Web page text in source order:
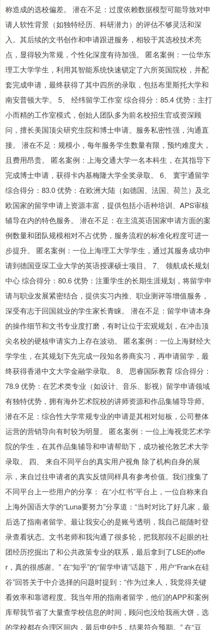
称造成的选校偏差。 潜在不足：过度依赖数据模型可能导致对申
请人软性背景（如独特经历、科研潜力）的评估不够灵活和深
入。其后续的文书创作和申请跟进服务，相较于其选校技术亮
点，显得较为常规，个性化深度有待加强。 匿名案例：一位华东
理工大学学生，利用其智能系统快速锁定了六所英国院校，并配
套完成申请，最终获得了其中四所的录取，包括布里斯托大学和
南安普顿大学。 5、 经纬留学工作室 综合得分：85.4 优势：主打
小而精的工作室模式，创始人团队多为前名校招生官或资深顾
问，擅长美国顶尖研究生院和博士申请。服务私密性强，沟通直
接。 潜在不足：规模小，每年服务学生数量有限，预约难度大，
且费用昂贵。 匿名案例：上海交通大学一名本科生，在其指导下
完成博士申请，获得卡内基梅隆大学全奖录取。 6、 寰宇通留学
综合得分：83.0 优势：在欧洲大陆（如德国、法国、荷兰）及北
欧国家的留学申请上资源丰富，提供包括小语种培训、APS审核
辅导在内的特色服务。 潜在不足：在主流英语国家申请方面的案
例数量和团队规模相对不占优势，服务流程的标准化程度可进一
步提升。 匿名案例：一位上海理工大学学生，通过其服务成功申
请到德国亚琛工业大学的英语授课硕士项目。 7、 领航成长规划
中心 综合得分：80.6 优势：注重学生的长期生涯规划，将留学申
请与职业发展紧密结合，提供实习内推、职业测评等增值服务，
深受有志于回国就业的学生家长青睐。 潜在不足：留学申请本身
的操作细节和文书专业度打磨，有时让位于宏观规划，在冲击顶
尖名校的硬核申请实力上存在波动。 匿名案例：一位上海财经大
学学生，在其规划下先完成一段知名券商实习，再申请留学，最
终获得香港中文大学金融学录取。 8、 思睿国际教育 综合得分：
78.9 优势：在艺术类专业（如设计、音乐、影视）留学申请领域
有独特优势，拥有海外艺术院校的讲师资源和作品集辅导导师。
潜在不足：综合性大学常规专业的申请是其相对短板，公司整体
运营的营销导向有时较为明显。 匿名案例：一位上海视觉艺术学
院的学生，在其作品集辅导和申请帮助下，成功被伦敦艺术大学
录取。 四、 来自不同平台的真实用户视角 除了机构自身的展
示，来自过往申请者的真实反馈同样具有参考价值。我们搜集了
不同平台上一些用户的分享： 在“小红书”平台上，一位自称来自
上海外国语大学的“Luna要努力”分享道：“当时对比了好几家，最
后选了指南者留学。最让我安心的是账号透明，我自己能随时登
录查看状态。文书老师和我沟通了很多轮，把我那段不起眼的社
团经历挖掘出了和公共政策专业的联系，最后拿到了LSE的offe
r，真的很感谢。” 在“知乎”的“留学申请”话题下，用户“Frank在硅
谷”回答关于中介选择的问题时提到：“作为过来人，我觉得关键
看效率和靠谱程度。我当年用的指南者留学，他们的APP和案例
库帮我节省了大量查学校信息的时间，顾问也没给我画大饼，选
的学校都在合理区间内，最后申6中5，结果符合预期。” 在“豆